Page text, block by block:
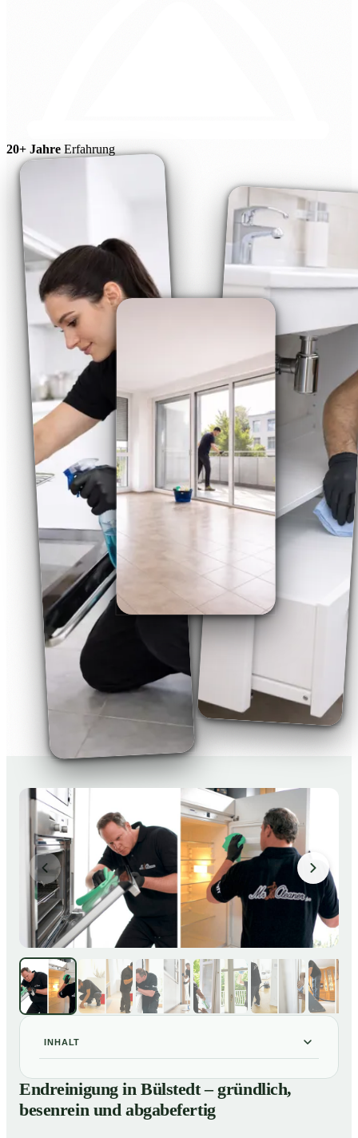
20+ Jahre Erfahrung
INHALT
01 Endreinigung in Bülstedt – gründlich, besenrein und
abgabefertig
Unsere Leistungen im Überblick
Endreinigung in Bülstedt – gründlich,
besenrein und abgabefertig